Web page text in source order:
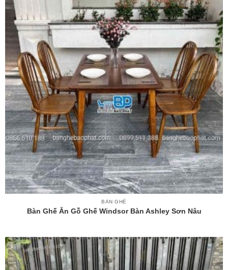
BÀN GHẾ
Bàn Ghế Ăn Gỗ Ghế Windsor Bàn Ashley Sơn Nâu